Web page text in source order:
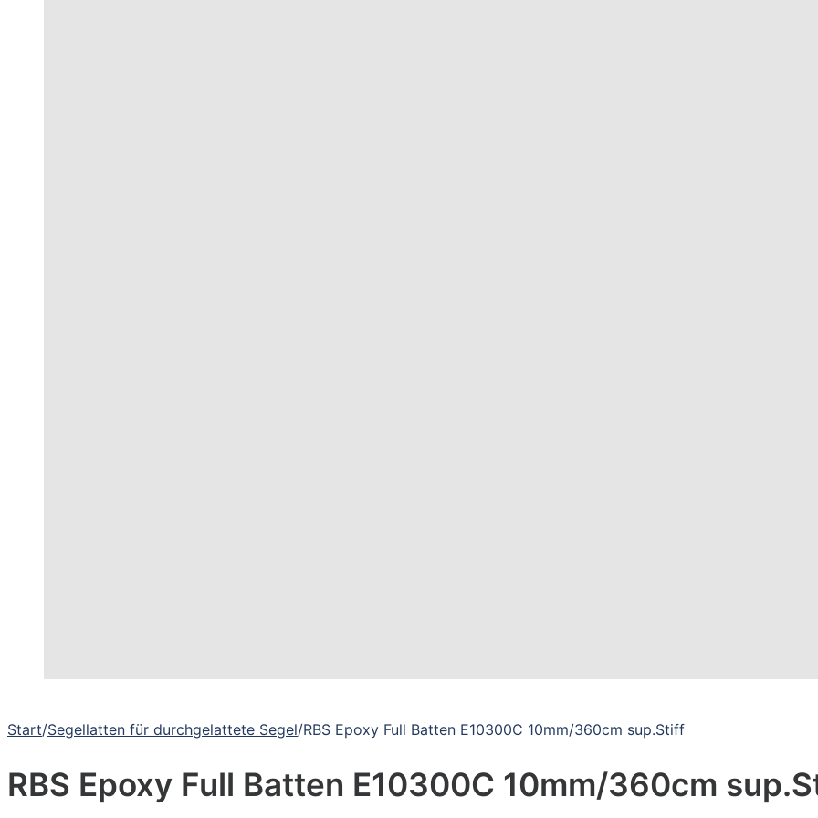
Start/Segellatten für durchgelattete Segel/RBS Epoxy Full Batten E10300C 10mm/360cm sup.Stiff
RBS Epoxy Full Batten E10300C 10mm/360cm